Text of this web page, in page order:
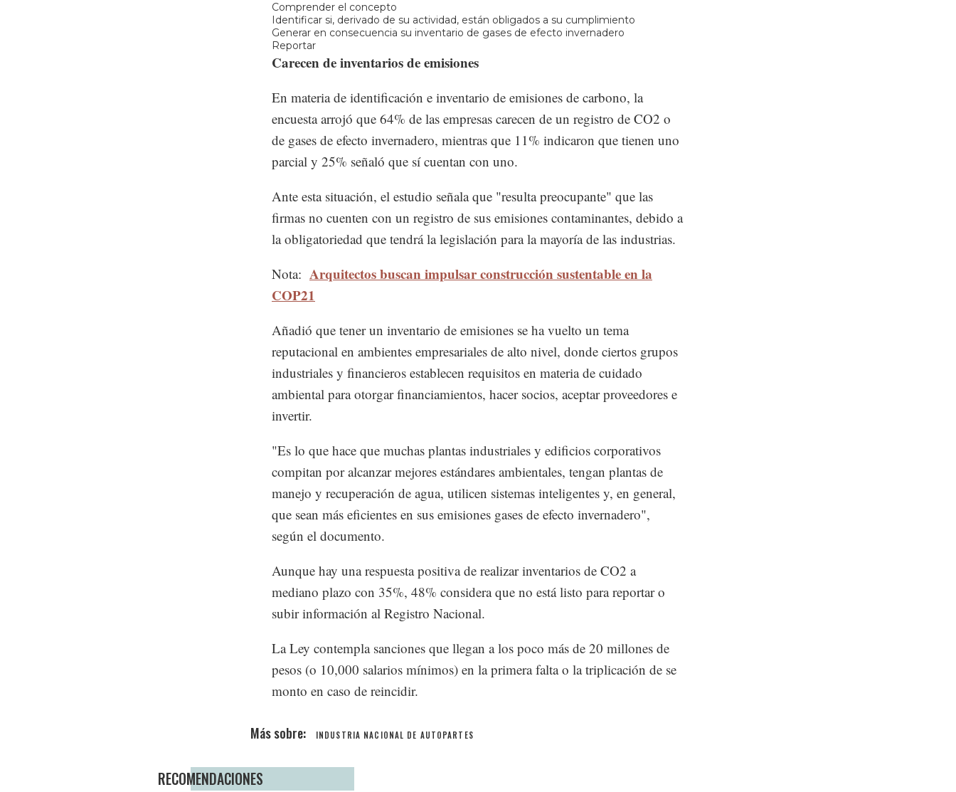
Comprender el concepto
Identificar si, derivado de su actividad, están obligados a su cumplimiento
Generar en consecuencia su inventario de gases de efecto invernadero
Reportar
Carecen de inventarios de emisiones
En materia de identificación e inventario de emisiones de carbono, la
encuesta arrojó que 64% de las empresas carecen de un registro de CO2 o
de gases de efecto invernadero, mientras que 11% indicaron que tienen uno
parcial y 25% señaló que sí cuentan con uno.
Ante esta situación, el estudio señala que "resulta preocupante" que las
firmas no cuenten con un registro de sus emisiones contaminantes, debido a
la obligatoriedad que tendrá la legislación para la mayoría de las industrias.
Nota: Arquitectos buscan impulsar construcción sustentable en la
COP21
Añadió que tener un inventario de emisiones se ha vuelto un tema
reputacional en ambientes empresariales de alto nivel, donde ciertos grupos
industriales y financieros establecen requisitos en materia de cuidado
ambiental para otorgar financiamientos, hacer socios, aceptar proveedores e
invertir.
"Es lo que hace que muchas plantas industriales y edificios corporativos
compitan por alcanzar mejores estándares ambientales, tengan plantas de
manejo y recuperación de agua, utilicen sistemas inteligentes y, en general,
que sean más eficientes en sus emisiones gases de efecto invernadero",
según el documento.
Aunque hay una respuesta positiva de realizar inventarios de CO2 a
mediano plazo con 35%, 48% considera que no está listo para reportar o
subir información al Registro Nacional.
La Ley contempla sanciones que llegan a los poco más de 20 millones de
pesos (o 10,000 salarios mínimos) en la primera falta o la triplicación de se
monto en caso de reincidir.
INDUSTRIA NACIONAL DE AUTOPARTES
RECOMENDACIONES